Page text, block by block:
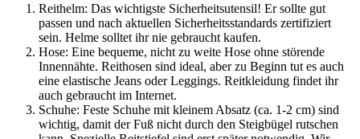
Reithelm: Das wichtigste Sicherheitsutensil! Er sollte gut
passen und nach aktuellen Sicherheitsstandards zertifiziert
sein. Helme solltet ihr nie gebraucht kaufen.
Hose: Eine bequeme, nicht zu weite Hose ohne störende
Innennähte. Reithosen sind ideal, aber zu Beginn tut es auch
eine elastische Jeans oder Leggings. Reitkleidung findet ihr
auch gebraucht im Internet.
Schuhe: Feste Schuhe mit kleinem Absatz (ca. 1-2 cm) sind
wichtig, damit der Fuß nicht durch den Steigbügel rutschen